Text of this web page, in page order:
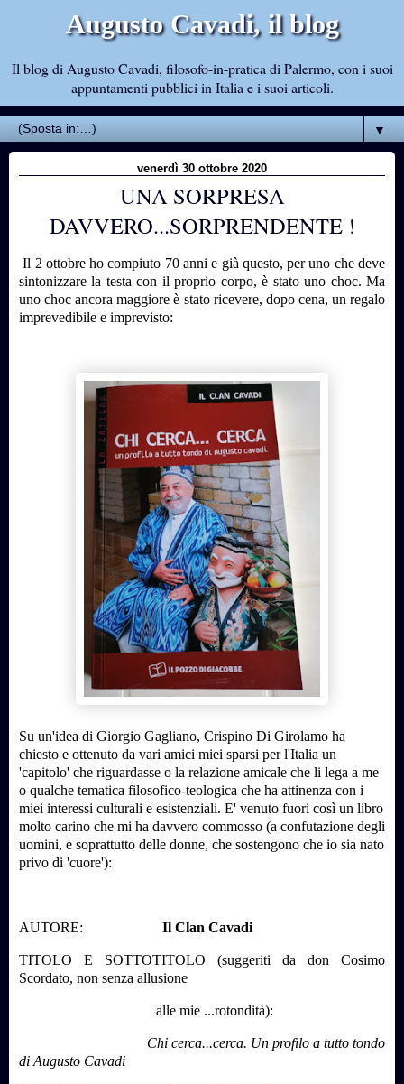
Augusto Cavadi, il blog
Il blog di Augusto Cavadi, filosofo-in-pratica di Palermo, con i suoi
appuntamenti pubblici in Italia e i suoi articoli.
▼
venerdì 30 ottobre 2020
UNA SORPRESA
DAVVERO...SORPRENDENTE !
Il 2 ottobre ho compiuto 70 anni e già questo, per uno che deve
sintonizzare la testa con il proprio corpo, è stato uno choc. Ma
uno choc ancora maggiore è stato ricevere, dopo cena, un regalo
imprevedibile e imprevisto:
Su un'idea di Giorgio Gagliano, Crispino Di Girolamo ha
chiesto e ottenuto da vari amici miei sparsi per l'Italia un
'capitolo' che riguardasse o la relazione amicale che li lega a me
o qualche tematica filosofico-teologica che ha attinenza con i
miei interessi culturali e esistenziali. E' venuto fuori così un libro
molto carino che mi ha davvero commosso (a confutazione degli
uomini, e soprattutto delle donne, che sostengono che io sia nato
privo di 'cuore'):
AUTORE: Il Clan Cavadi
TITOLO E SOTTOTITOLO (suggeriti da don Cosimo
Scordato, non senza allusione
alle mie ...rotondità):
Chi cerca...cerca. Un profilo a tutto tondo
di Augusto Cavadi